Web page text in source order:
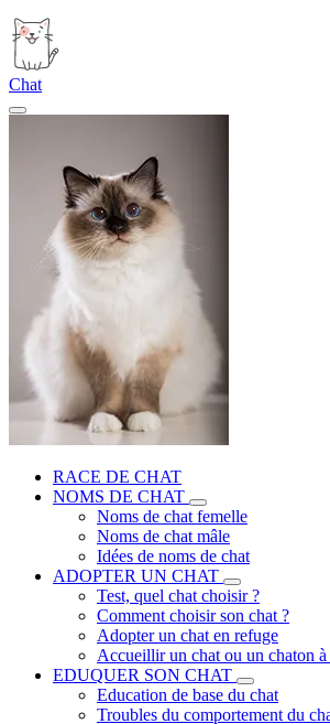
Chat
RACE DE CHAT
NOMS DE CHAT
Noms de chat femelle
Noms de chat mâle
Idées de noms de chat
ADOPTER UN CHAT
Test, quel chat choisir ?
Comment choisir son chat ?
Adopter un chat en refuge
Accueillir un chat ou un chaton à
EDUQUER SON CHAT
Education de base du chat
Troubles du comportement du